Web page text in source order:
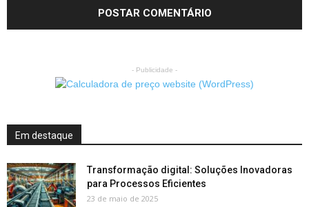
- Publicidade -
Em destaque
Transformação digital: Soluções Inovadoras
para Processos Eficientes
23 de maio de 2025